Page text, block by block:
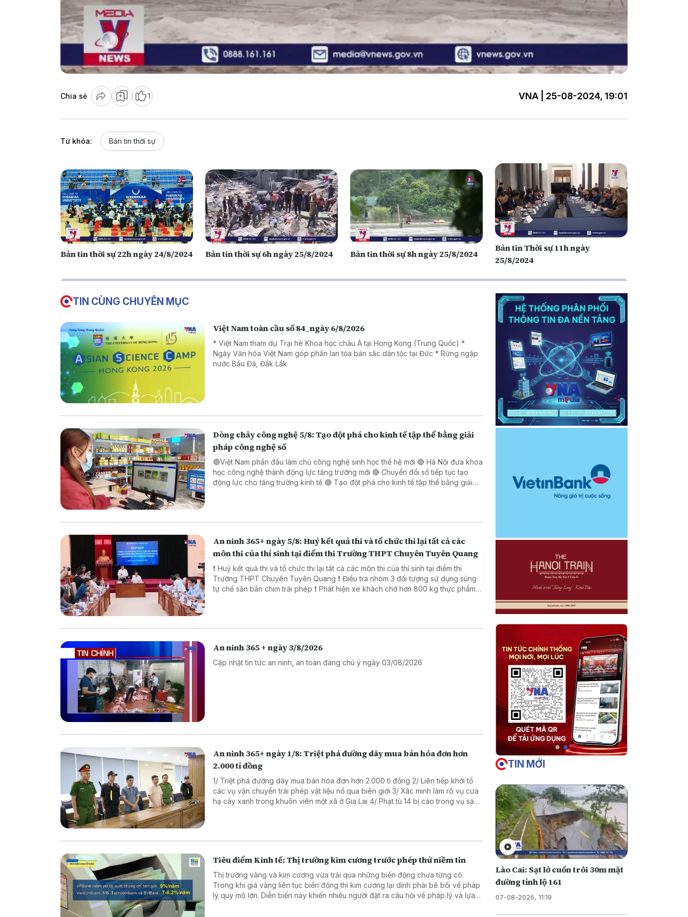
Chia sẻ 1 VNA | 25-08-2024, 19:01
Từ khóa: Bản tin thời sự
Bản tin thời sự 22h ngày 24/8/2024 Bản tin thời sự 6h ngày 25/8/2024 Bản tin thời sự 8h ngày 25/8/2024
Bản tin Thời sự 11h ngày
25/8/2024
TIN CÙNG CHUYÊN MỤC
Việt Nam toàn cầu số 84_ngày 6/8/2026
* Việt Nam tham dự Trại hè Khoa học châu Á tại Hong Kong (Trung Quốc) *
Ngày Văn hóa Việt Nam góp phần lan tỏa bản sắc dân tộc tại Đức * Rừng ngập
nước Bầu Đá, Đắk Lắk
Dòng chảy công nghệ 5/8: Tạo đột phá cho kinh tế tập thể bằng giải
pháp công nghệ số
🔴Việt Nam phấn đấu làm chủ công nghệ sinh học thế hệ mới 🔴 Hà Nội đưa khoa
học công nghệ thành động lực tăng trưởng mới 🔴 Chuyển đổi số tiếp tục tạo
động lực cho tăng trưởng kinh tế 🔴 Tạo đột phá cho kinh tế tập thể bằng giải
An ninh 365+ ngày 5/8: Huỷ kết quả thi và tổ chức thi lại tất cả các
môn thi của thí sinh tại điểm thi Trường THPT Chuyên Tuyên Quang
❗ Huỷ kết quả thi và tổ chức thi lại tất cả các môn thi của thí sinh tại điểm thi
Trường THPT Chuyên Tuyên Quang ❗ Điều tra nhóm 3 đối tượng sử dụng súng
tự chế săn bắn chim trái phép ❗ Phát hiện xe khách chở hơn 800 kg thực phẩm
An ninh 365 + ngày 3/8/2026
Cập nhật tin tức an ninh, an toàn đáng chú ý ngày 03/08/2026
An ninh 365+ ngày 1/8: Triệt phá đường dây mua bán hóa đơn hơn
2.000 tỉ đồng
1/ Triệt phá đường dây mua bán hóa đơn hơn 2.000 tỉ đồng 2/ Liên tiếp khởi tố
các vụ vận chuyển trái phép vật liệu nổ qua biên giới 3/ Xác minh làm rõ vụ cưa
hạ cây xanh trong khuôn viên một xã ở Gia Lai 4/ Phạt tù 14 bị cáo trong vụ sản
Tiêu điểm Kinh tế: Thị trường kim cương trước phép thử niềm tin
Thị trường vàng và kim cương vừa trải qua những biến động chưa từng có.
Trong khi giá vàng liên tục biến động thì kim cương lại dính phải bê bối về pháp
lý quy mô lớn. Diễn biến này khiến nhiều người đặt ra câu hỏi về pháp lý và lựa
TIN MỚI
Lào Cai: Sạt lở cuốn trôi 30m mặt
đường tỉnh lộ 161
07-08-2026, 11:19